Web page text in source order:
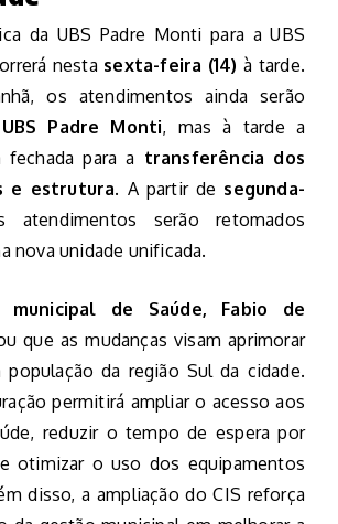
da UBS Padre Monti para a UBS
nesta sexta-feira (14) à tarde.
os atendimentos ainda serão
UBS Padre Monti, mas à tarde a
fechada para a transferência dos
e estrutura. A partir de segunda-
atendimentos serão retomados
nova unidade unificada.
municipal de Saúde, Fabio de
que as mudanças visam aprimorar
população da região Sul da cidade.
permitirá ampliar o acesso aos
reduzir o tempo de espera por
otimizar o uso dos equipamentos
disso, a ampliação do CIS reforça